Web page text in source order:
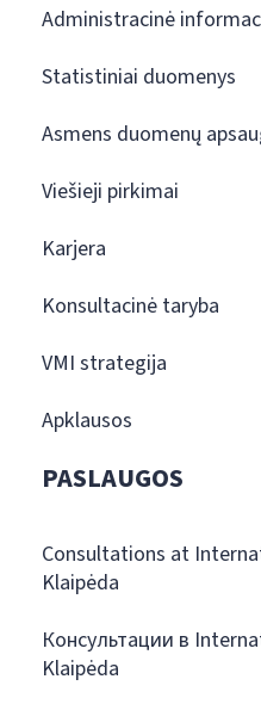
Administracinė
Statistiniai duomenys
Asmens duomenų
Viešieji pirkimai
Karjera
Konsultacinė taryba
VMI strategija
Apklausos
PASLAUGOS
Consultations at
Klaipėda
Консультации в
Klaipėda